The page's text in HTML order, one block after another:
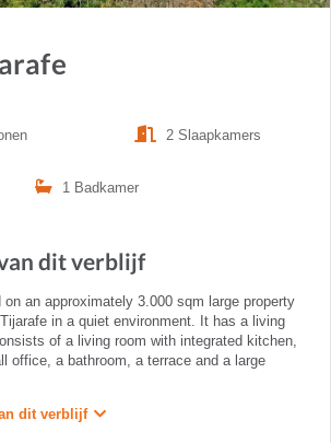
2 Slaapkamers
1 Badkamer
dit verblijf
an approximately 3.000 sqm large property
in a quiet environment. It has a living
of a living room with integrated kitchen,
office, a bathroom, a terrace and a large
dit verblijf